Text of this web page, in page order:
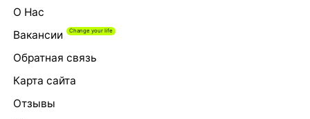
О Нас
Вакансии
Обратная связь
Карта сайта
Отзывы